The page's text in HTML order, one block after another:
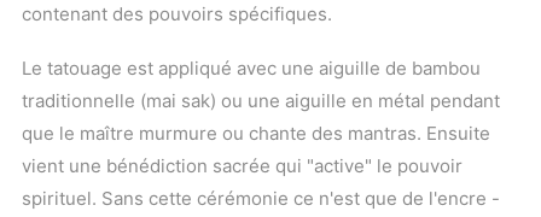
contenant des pouvoirs spécifiques.
Le tatouage est appliqué avec une aiguille de bambou
traditionnelle (mai sak) ou une aiguille en métal pendant
que le maître murmure ou chante des mantras. Ensuite
vient une bénédiction sacrée qui "active" le pouvoir
spirituel. Sans cette cérémonie ce n'est que de l'encre -